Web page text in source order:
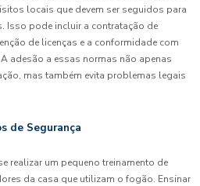
locais que devem ser seguidos para
Isso pode incluir a contratação de
de licenças e a conformidade com
adesão a essas normas não apenas
mas também evita problemas legais
de Segurança
realizar um pequeno treinamento de
da casa que utilizam o fogão. Ensinar